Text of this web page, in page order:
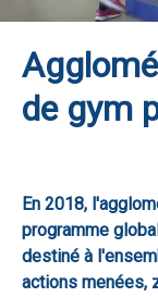
de gym
En 2018,
programme
destiné à
actions menées,